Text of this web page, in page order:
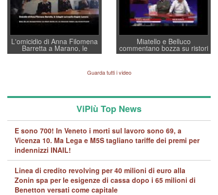
L'omicidio di Anna Filomena
Barretta a Marano, le
indagini dei carabinieri di
quelle di... Barbara D'Urso
Miatello e Belluco
commentano bozza su ristori
BPVi e Veneto Banca
Guarda tutti i video
ViPiù Top News
E sono 700! In Veneto i morti sul lavoro sono 69, a
Vicenza 10. Ma Lega e M5S tagliano tariffe dei premi per
indennizzi INAIL!
Linea di credito revolving per 40 milioni di euro alla
Zonin spa per le esigenze di cassa dopo i 65 milioni di
Benetton versati come capitale